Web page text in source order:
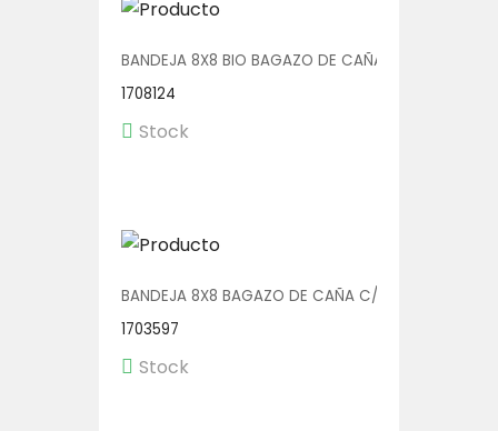
BANDEJA 8X8 BIO BAGAZO DE CAÑA C/DIV 4X50
1708124
Stock
BANDEJA 8X8 BAGAZO DE CAÑA C/DIV 4X50
1703597
Stock